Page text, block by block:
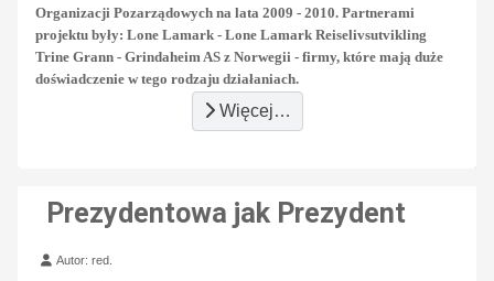
Organizacji Pozarządowych na lata 2009 - 2010. Partnerami
projektu były: Lone Lamark - Lone Lamark Reiselivsutvikling
Trine Grann - Grindaheim AS z Norwegii - firmy, które mają duże
doświadczenie w tego rodzaju działaniach.
Więcej…
Prezydentowa jak Prezydent
Szczegóły
Autor:red.